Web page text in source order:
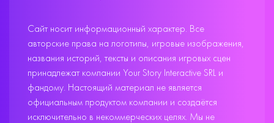
Сайт носит информационный характер. Все
авторские права на логотипы, игровые изображения,
названия историй, тексты и описания игровых сцен
принадлежат компании Your Story Interactive SRL и
фандому. Настоящий материал не является
официальным продуктом компании и создаётся
исключительно в некоммерческих целях. Мы не